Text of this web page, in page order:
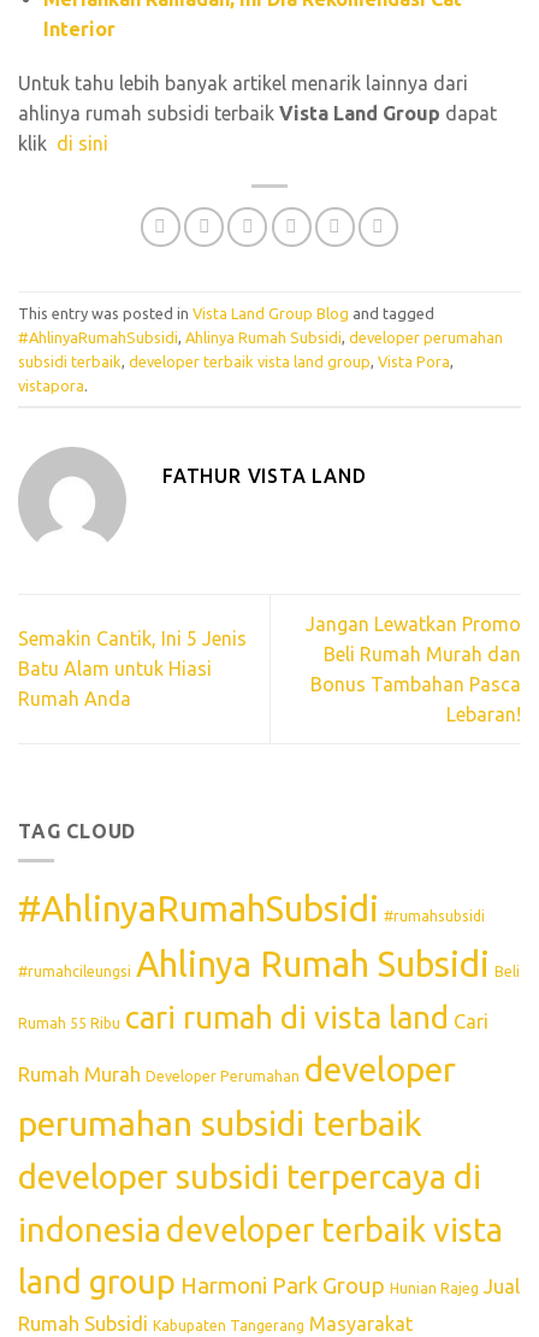
Interior
Untuk tahu lebih banyak artikel menarik lainnya dari
ahlinya rumah subsidi terbaik Vista Land Group dapat
klik di sini
This entry was posted in Vista Land Group Blog and tagged
#AhlinyaRumahSubsidi Ahlinya Rumah Subsidi developer perumahan
subsidi terbaik developer terbaik vista land group Vista Pora
vistapora
FATHUR VISTA LAND
Semakin Cantik, Ini 5 Jenis
Batu Alam untuk Hiasi
Rumah Anda
Jangan Lewatkan Promo
Beli Rumah Murah dan
Bonus Tambahan Pasca
Lebaran!
TAG CLOUD
#AhlinyaRumahSubsidi #rumahsubsidi
#rumahcileungsi Ahlinya Rumah Subsidi Beli
Rumah 55 Ribu cari rumah di vista land Cari
Rumah Murah Developer Perumahan developer
perumahan subsidi terbaik
developer subsidi terpercaya di
indonesia developer terbaik vista
land group Harmoni Park Group Hunian Rajeg Jual
Rumah Subsidi Kabupaten Tangerang Masyarakat